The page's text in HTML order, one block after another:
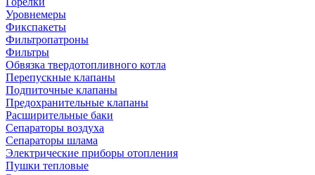
Уровнемеры
Фикспакеты
Фильтропатроны
Фильтры
Обвязка твердотопливного котла
Перепускные клапаны
Подпиточные клапаны
Предохранительные клапаны
Расширительные баки
Сепараторы воздуха
Сепараторы шлама
Электрические приборы отопления
Пушки тепловые